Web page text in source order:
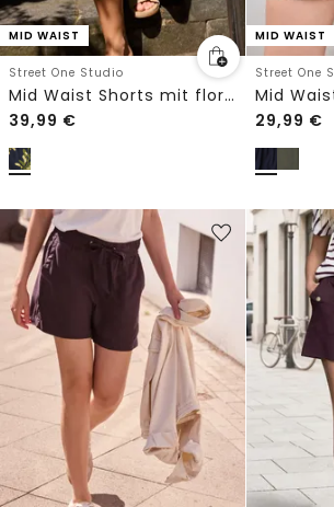
MID WAIST
Street One Studio
Mid Waist Shorts mit floralem Print
39,99 €
MID WAIST
Street One
29,99 €